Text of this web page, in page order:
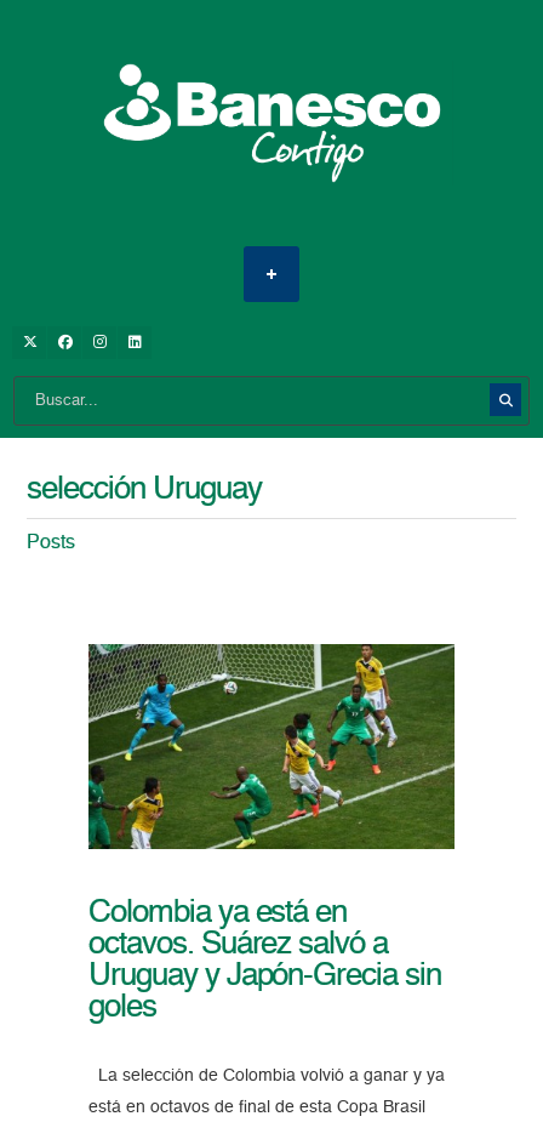
selección Uruguay
Posts
Colombia ya está en
octavos. Suárez salvó a
Uruguay y Japón-Grecia sin
goles
La selección de Colombia volvió a ganar y ya
está en octavos de final de esta Copa Brasil